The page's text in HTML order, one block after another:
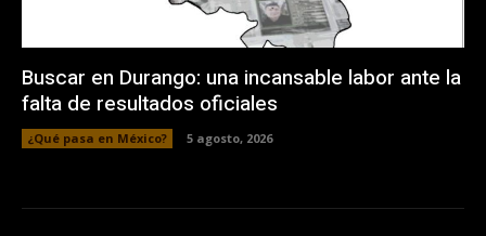
Buscar en Durango: una incansable labor ante la
falta de resultados oficiales
¿Qué pasa en México? 5 agosto, 2026